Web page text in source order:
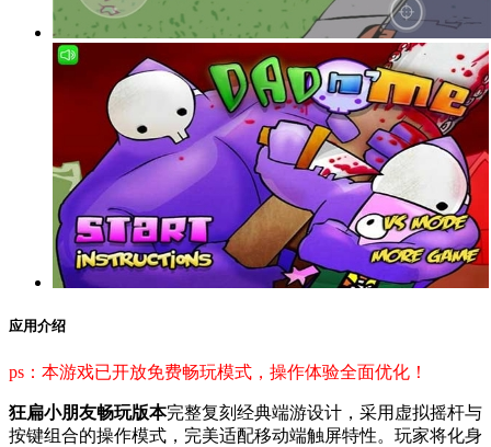
应用介绍
ps：本游戏已开放免费畅玩模式，操作体验全面优化！
狂扁小朋友畅玩版本完整复刻经典端游设计，采用虚拟摇杆与
按键组合的操作模式，完美适配移动端触屏特性。玩家将化身